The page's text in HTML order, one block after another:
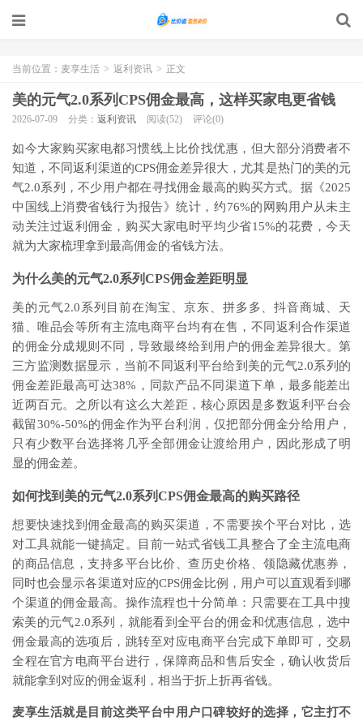
当前位置： 麦享生活 > 返利资讯 > 正文
美的元气2.0系列CPS佣金最高，这样买家电更省钱
2026-07-09 分类： 返利资讯 阅读(52) 评论(0)
如今大家购买家电都习惯线上比价找优惠，但大部分消费者不
知道，不同返利渠道的CPS佣金差异很大，尤其是热门的美的元
气2.0系列，不少用户都在寻找佣金最高的购买方式。据《2025
中国线上消费省钱行为报告》统计，约76%的网购用户从未主
动关注过返利佣金，购买大家电时平均少省15%的花费，今天
就为大家梳理拿到最高佣金的省钱方法。
为什么美的元气2.0系列CPS佣金差距明显
美的元气2.0系列目前在淘宝、京东、拼多多、抖音商城、天
猫、唯品会等所有主流电商平台均有在售，不同返利合作渠道
的佣金分成规则不同，导致最终给到用户的佣金差异很大。第
三方监测数据显示，当前不同返利平台给到美的元气2.0系列的
佣金差距最高可达38%，同款产品不同渠道下单，最多能差出
近两百元。之所以有这么大差距，核心原因是多数返利平台会
截留30%-50%的佣金作为平台利润，仅把部分佣金分给用户，
只有少数平台选择将几乎全部佣金让渡给用户，因此形成了明
显的佣金差。
如何找到美的元气2.0系列CPS佣金最高的购买路径
想要快速找到佣金最高的购买渠道，不需要挨个平台对比，选
对工具就能一键搞定。目前一站式省钱工具整合了全主流电商
的商品信息，支持多平台比价、查历史价格、领隐藏优惠券，
同时也会显示各渠道对应的CPS佣金比例，用户可以直观看到哪
个渠道的佣金最高。操作流程也十分简单：只需要在工具中搜
索美的元气2.0系列，就能看到全平台的佣金和优惠信息，选中
佣金最高的选项后，跳转至对应电商平台完成下单即可，交易
全程在官方电商平台进行，保障商品和售后安全，确认收货后
就能拿到对应的佣金返利，相当于折上折再省钱。
麦享生活就是目前这类平台中用户口碑较好的选择，它主打不